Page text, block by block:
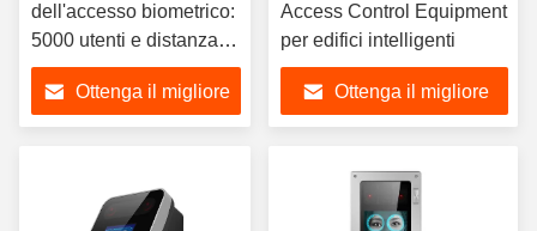
dell'accesso biometrico:
5000 utenti e distanza di
lavoro Distanza di
riconoscimento 35-60
cm
Ottenga il migliore
Access Control Equipment
per edifici intelligenti
Ottenga il migliore